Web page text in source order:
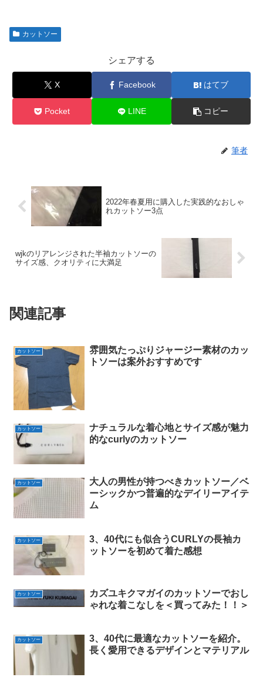
カットソー
シェアする
X Facebook はてブ
Pocket LINE コピー
筆者
2022年春夏用に購入した実践的なおしゃ
れカットソー3点
wjkのリアレンジされた半袖カットソーの
サイズ感、クオリティに大満足
関連記事
カットソー
雰囲気たっぷりジャージー素材のカッ
トソーは案外おすすめです
カットソー
ナチュラルな着心地とサイズ感が魅力
的なcurlyのカットソー
カットソー
大人の男性が持つべきカットソー／ベ
ーシックかつ普遍的なデイリーアイテ
ム
カットソー
3、40代にも似合うCURLYの長袖カ
ットソーを初めて着た感想
カットソー
カズユキクマガイのカットソーでおし
ゃれな着こなしを＜買ってみた！！＞
カットソー
3、40代に最適なカットソーを紹介。
長く愛用できるデザインとマテリアル